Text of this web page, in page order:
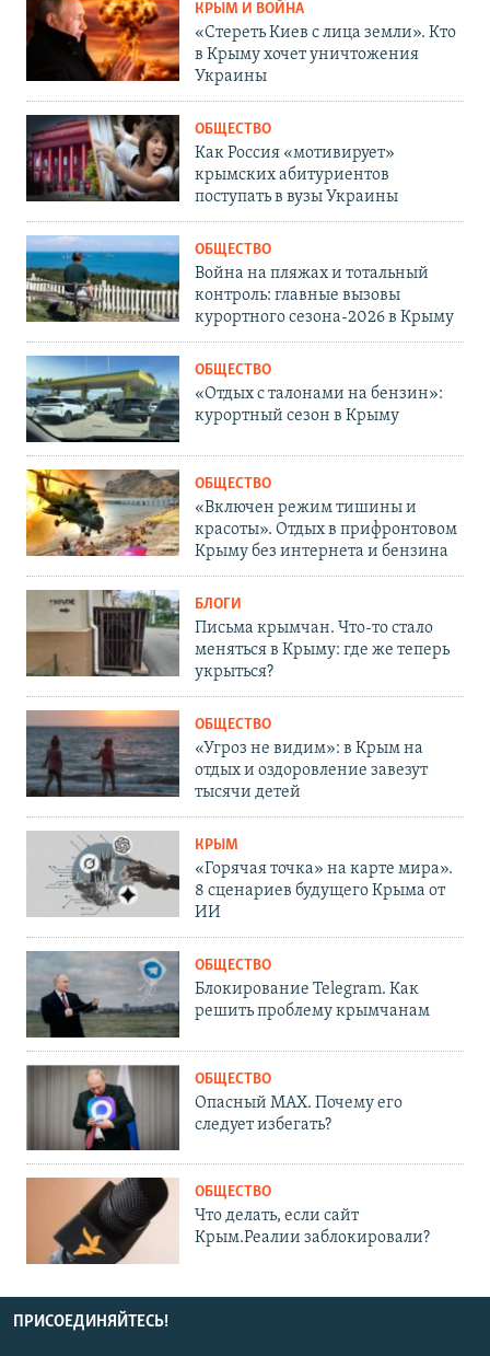
КРЫМ И ВОЙНА
«Стереть Киев с лица земли». Кто
в Крыму хочет уничтожения
Украины
ОБЩЕСТВО
Как Россия «мотивирует»
крымских абитуриентов
поступать в вузы Украины
ОБЩЕСТВО
Война на пляжах и тотальный
контроль: главные вызовы
курортного сезона-2026 в Крыму
ОБЩЕСТВО
«Отдых с талонами на бензин»:
курортный сезон в Крыму
ОБЩЕСТВО
«Включен режим тишины и
красоты». Отдых в прифронтовом
Крыму без интернета и бензина
БЛОГИ
Письма крымчан. Что-то стало
меняться в Крыму: где же теперь
укрыться?
ОБЩЕСТВО
«Угроз не видим»: в Крым на
отдых и оздоровление завезут
тысячи детей
КРЫМ
«Горячая точка» на карте мира».
8 сценариев будущего Крыма от
ИИ
ОБЩЕСТВО
Блокирование Telegram. Как
решить проблему крымчанам
ОБЩЕСТВО
Опасный MAX. Почему его
следует избегать?
ОБЩЕСТВО
Что делать, если сайт
Крым.Реалии заблокировали?
ПРИСОЕДИНЯЙТЕСЬ!